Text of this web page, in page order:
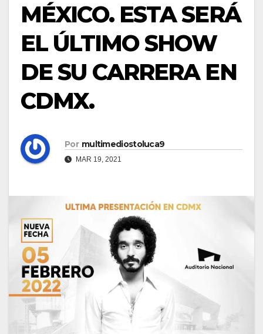
MÉXICO. ESTA SERÁ
EL ÚLTIMO SHOW
DE SU CARRERA EN
CDMX.
Por multimediostoluca9
MAR 19, 2021